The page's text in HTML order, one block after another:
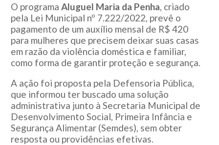
O programa Aluguel Maria da Penha , criado
pela Lei Municipal nº 7.222/2022, prevê o
pagamento de um auxílio mensal de R$ 420
para mulheres que precisem deixar suas casas
em razão da violência doméstica e familiar,
como forma de garantir proteção e segurança.
A ação foi proposta pela Defensoria Pública,
que informou ter buscado uma solução
administrativa junto à Secretaria Municipal de
Desenvolvimento Social, Primeira Infância e
Segurança Alimentar (Semdes), sem obter
resposta ou providências efetivas.